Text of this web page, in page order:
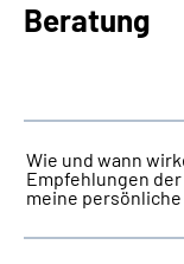
Über uns & Presse
Online-Services
Beratung
Wie und wann
Empfehlungen
meine